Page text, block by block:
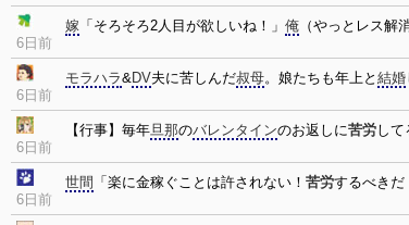
6日前
嫁 「そろそろ2人目が欲しいね！」 俺 （やっとレス
6日前
モラハラ&DV夫に苦しんだ叔母。娘たちも年上と 結婚
6日前
【行事】毎年旦那のバレンタインのお返しに苦労し
6日前
世間 「楽に金稼ぐことは許されない！ 苦労するべき